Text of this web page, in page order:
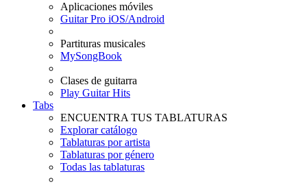
Aplicaciones móviles
Guitar Pro iOS/Android
Partituras musicales
MySongBook
Clases de guitarra
Play Guitar Hits
Tabs
ENCUENTRA TUS TABLATURAS
Explorar catálogo
Tablaturas por artista
Tablaturas por género
Todas las tablaturas